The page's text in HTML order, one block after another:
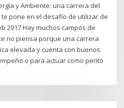
y Ambiente: una carrera del
pone en el desafío de utilizar de
2017 Hay muchos campos de
no piensa porque una carrera
elevada y cuenta con buenos
o para actuar como perito